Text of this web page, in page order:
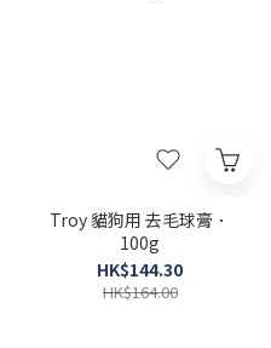
Troy 貓狗用 去毛球膏．
100g
HK$144.30
HK$164.00